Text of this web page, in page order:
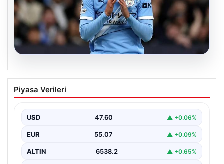
05.08.2026
Galatasaray Orta Sahaya Dev Transfer
Pressajı: Manchester City’nin Yıldızı
Yüzde Yüz
Galatasaray, yeni sezon için olası transfer planlarında
orta saha bölgesine güçlü bir takviye yapma…
Piyasa Verileri
USD 47.60 ▲ +0.06%
EUR 55.07 ▲ +0.09%
ALTIN 6538.2 ▲ +0.65%